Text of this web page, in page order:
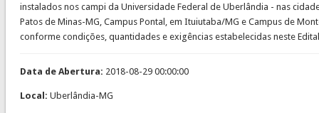
instalados nos campi da Universidade Federal de Uberlândia - nas
Patos de Minas-MG, Campus Pontal, em Ituiutaba/MG e Campus de
conforme condições, quantidades e exigências estabelecidas neste
Data de Abertura: 2018-08-29 00:00:00
Local: Uberlândia-MG